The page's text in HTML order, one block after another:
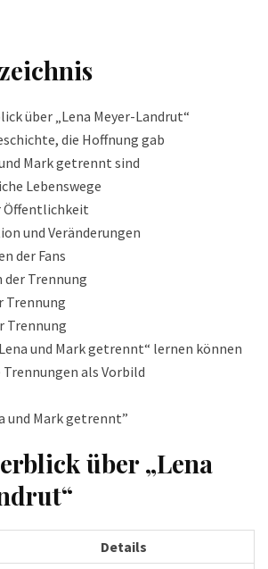
über „Lena Meyer-Landrut“
die Hoffnung gab
Mark getrennt sind
Lebenswege
Öffentlichkeit
und Veränderungen
der Fans
der Trennung
Trennung
Trennung
und Mark getrennt“ lernen können
als Vorbild
und Mark getrennt”
über „Lena
Details